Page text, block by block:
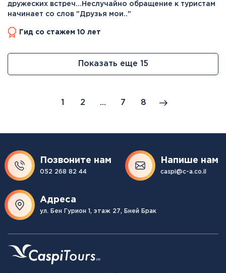
дружеских встреч...Неслучайно обращение к туристам
начинает со слов "Друзья мои.."
Гид со стажем 10 лет
1 2 ... 7 8
Показать еще 15
Позвоните нам
052 268 82 44
Напише нам
caspi@c-a.co.il
Адреса
ул. Бен Гурион 1, этаж 27, Бней Брак